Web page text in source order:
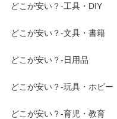
どこが安い？-工具・DIY
どこが安い？-文具・書籍
どこが安い？-日用品
どこが安い？-玩具・ホビー
どこが安い？-育児・教育